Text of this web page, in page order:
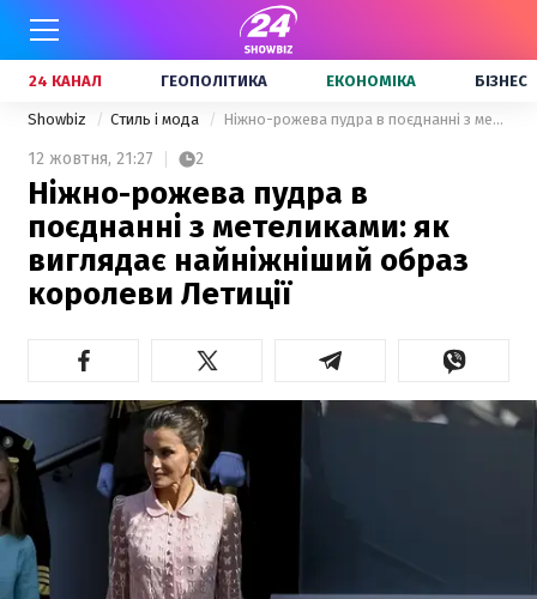
24 КАНАЛ ГЕОПОЛІТИКА ЕКОНОМІКА БІЗНЕС
Showbiz Стиль і мода Ніжно-рожева пудра в поєднанні з метеликами: як виглядає найніжніший образ королеви Летиції
12 жовтня, 21:27 2
Ніжно-рожева пудра в
поєднанні з метеликами: як
виглядає найніжніший образ
королеви Летиції